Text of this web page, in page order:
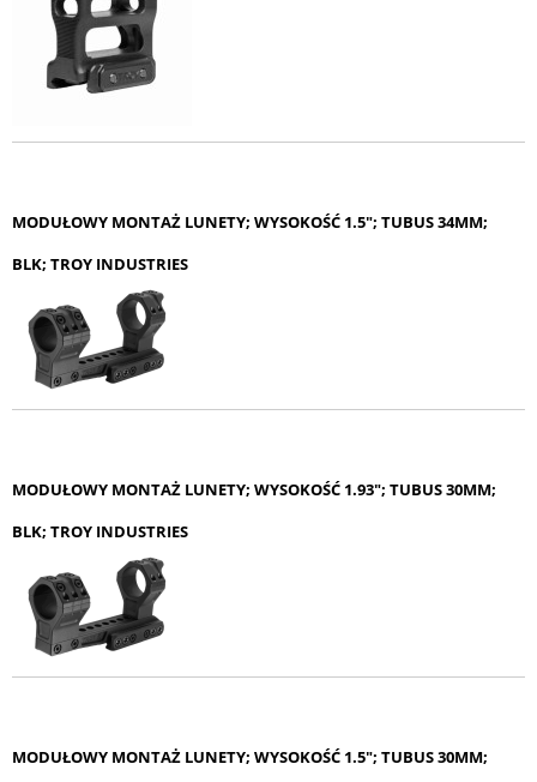
MODUŁOWY MONTAŻ LUNETY; WYSOKOŚĆ 1.5"; TUBUS 34MM;
BLK; TROY INDUSTRIES
MODUŁOWY MONTAŻ LUNETY; WYSOKOŚĆ 1.93"; TUBUS 30MM;
BLK; TROY INDUSTRIES
MODUŁOWY MONTAŻ LUNETY; WYSOKOŚĆ 1.5"; TUBUS 30MM;